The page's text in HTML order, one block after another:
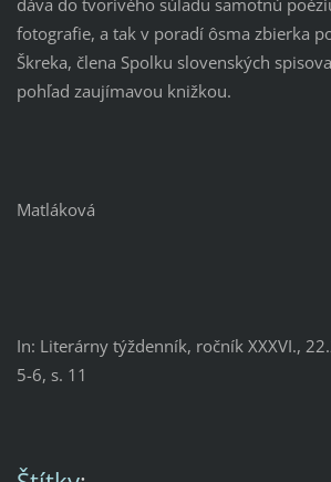
fotografie, a tak v poradí ôsma zbierka
Škreka, člena Spolku slovenských
pohľad zaujímavou knižkou.
Matláková
In: Literárny týždenník, ročník XXXVI.,
5-6, s. 11